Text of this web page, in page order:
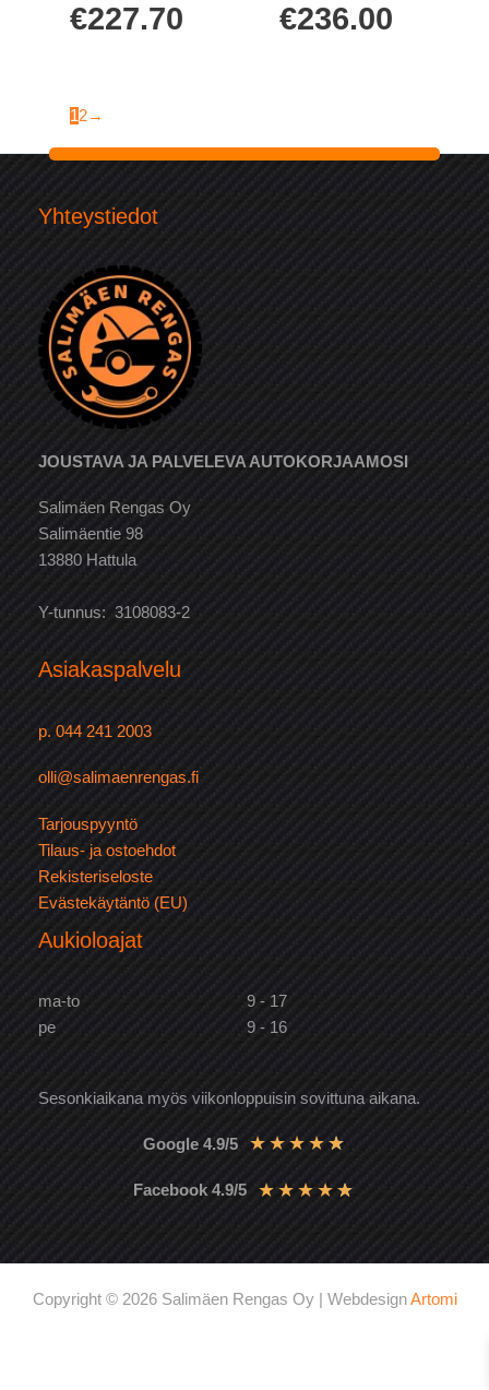
€227.70 €236.00
12→
Yhteystiedot
JOUSTAVA JA PALVELEVA AUTOKORJAAMOSI
Salimäen Rengas Oy
Salimäentie 98
13880 Hattula
Y-tunnus: 3108083-2
Asiakaspalvelu
p. 044 241 2003
olli@salimaenrengas.fi
Tarjouspyyntö
Tilaus- ja ostoehdot
Rekisteriseloste
Evästekäytäntö (EU)
Aukioloajat
ma-to
9 - 17
pe
9 - 16
Sesonkiaikana myös viikonloppuisin sovittuna aikana.
Google 4.9/5 ★ ★ ★ ★ ★
Facebook 4.9/5 ★ ★★ ★ ★
Copyright © 2026 Salimäen Rengas Oy | WebdesignArtomi